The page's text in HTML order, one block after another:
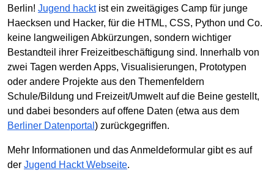
Berlin! Jugend hacktist ein zweitägiges Camp für junge
Haecksen und Hacker, für die HTML, CSS, Python und Co.
keine langweiligen Abkürzungen, sondern wichtiger
Bestandteil ihrer Freizeitbeschäftigung sind. Innerhalb von
zwei Tagen werden Apps, Visualisierungen, Prototypen
oder andere Projekte aus den Themenfeldern
Schule/Bildung und Freizeit/Umwelt auf die Beine gestellt,
und dabei besonders auf offene Daten (etwa aus dem
Berliner Datenportal ) zurückgegriffen.
Mehr Informationen und das Anmeldeformular gibt es auf
der Jugend Hackt Webseite.